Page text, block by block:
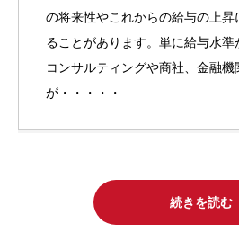
の将来性やこれからの給与の上
ることがあります。単に給与水
コンサルティングや商社、金融
が・・・・・
続きを読む